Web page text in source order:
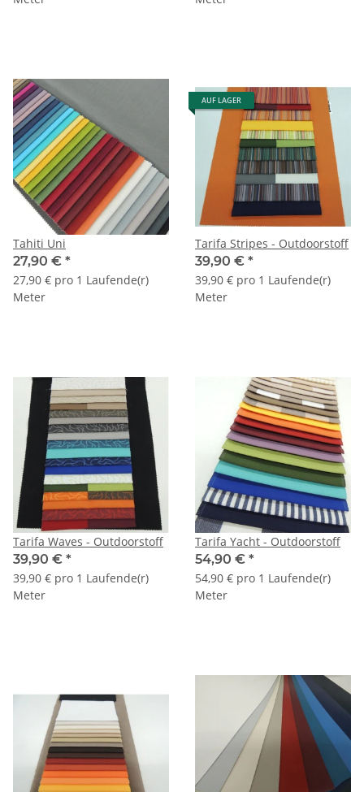
Tahiti Uni
27,90 € *
27,90 € pro 1 Laufende(r)
Meter
AUF LAGER
Tarifa Stripes - Outdoorstoff
39,90 € *
39,90 € pro 1 Laufende(r)
Meter
Tarifa Waves - Outdoorstoff
39,90 € *
39,90 € pro 1 Laufende(r)
Meter
Tarifa Yacht - Outdoorstoff
54,90 € *
54,90 € pro 1 Laufende(r)
Meter